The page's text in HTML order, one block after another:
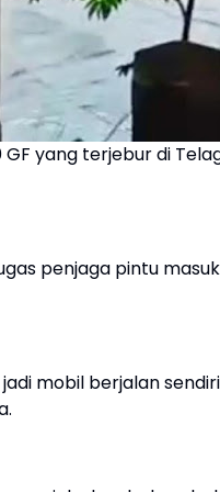
GF yang terjebur di
penjaga pintu
mobil berjalan